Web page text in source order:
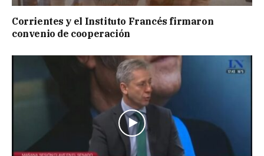
Corrientes y el Instituto Francés firmaron
convenio de cooperación